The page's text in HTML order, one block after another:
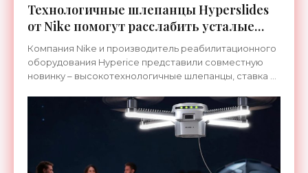
Технологичные шлепанцы Hyperslides
от Nike помогут расслабить усталые
ноги после тренировки - «Гаджеты»
Компания Nike и производитель реабилитационного
оборудования Hyperice представили совместную
новинку – высокотехнологичные шлепанцы, ставка в